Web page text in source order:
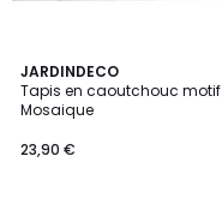
JARDINDECO
Tapis en caoutchouc motif
Mosaique
23,90 €